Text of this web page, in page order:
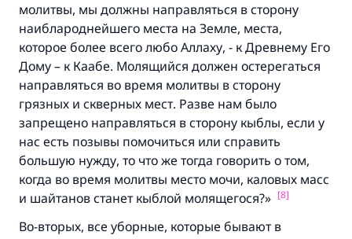
молитвы, мы должны направляться в сторону
наиблароднейшего места на Земле, места,
которое более всего любо Аллаху, - к Древнему Его
Дому – к Каабе. Молящийся должен остерегаться
направляться во время молитвы в сторону
грязных и скверных мест. Разве нам было
запрещено направляться в сторону кыблы, если у
нас есть позывы помочиться или справить
большую нужду, то что же тогда говорить о том,
когда во время молитвы место мочи, каловых масс
и шайтанов станет кыблой молящегося?» [8]
Во-вторых, все уборные, которые бывают в